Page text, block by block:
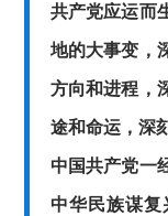
共产党应运而
地的大事变，
方向和进程，
途和命运，深
中国共产党一
中华民族谋